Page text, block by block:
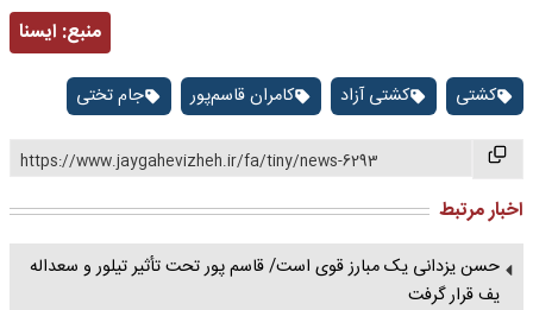
منبع: ايسنا
کشتی کشتی آزاد کامران قاسم‌پور جام تختی
https://www.jaygahevizheh.ir/fa/tiny/news-6293
اخبار مرتبط
حسن یزدانی یک مبارز قوی است/ قاسم پور تحت تأثیر تیلور و سعداله
یف قرار گرفت